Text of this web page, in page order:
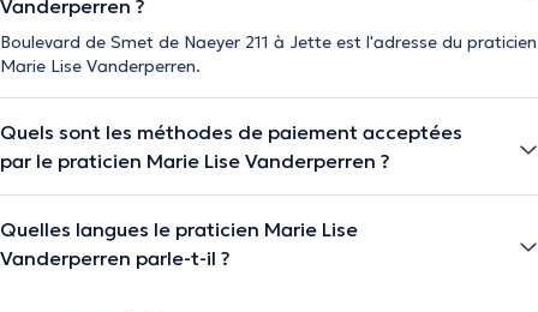
Vanderperren ?
Boulevard de Smet de Naeyer 211 à Jette est l'adresse du praticien
Marie Lise Vanderperren.
Quels sont les méthodes de paiement acceptées
par le praticien Marie Lise Vanderperren ?
Quelles langues le praticien Marie Lise
Vanderperren parle-t-il ?